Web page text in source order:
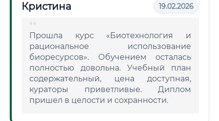
Кристина 19.02.2026
Прошла курс «Биотехнология и
рациональное использование
биоресурсов». Обучением осталась
полностью довольна. Учебный план
содержательный, цена доступная,
кураторы приветливые. Диплом
пришел в целости и сохранности.